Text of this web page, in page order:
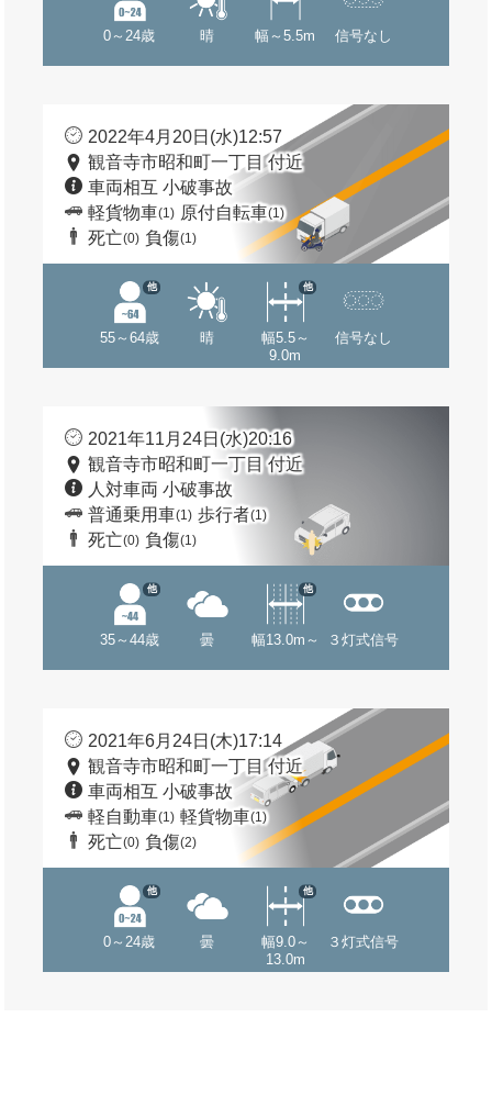
0～24歳 晴 幅～5.5m 信号なし
2022年4月20日(水)12:57
観音寺市昭和町一丁目 付近
車両相互 小破事故
軽貨物車(1) 原付自転車(1)
死亡(0) 負傷(1)
55～64歳
他
晴
幅5.5～
9.0m
他
信号なし
2021年11月24日(水)20:16
観音寺市昭和町一丁目 付近
人対車両 小破事故
普通乗用車(1) 歩行者(1)
死亡(0) 負傷(1)
35～44歳
他
曇 幅13.0m～
他
３灯式信号
2021年6月24日(木)17:14
観音寺市昭和町一丁目 付近
車両相互 小破事故
軽自動車(1) 軽貨物車(1)
死亡(0) 負傷(2)
0～24歳
他
曇
幅9.0～
13.0m
他
３灯式信号